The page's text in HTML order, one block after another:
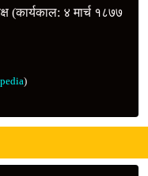
(कार्यकाल: ४ मार्च १८७७
)